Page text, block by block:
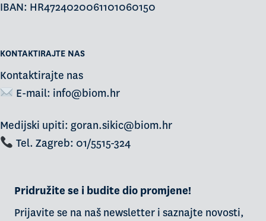
IBAN: HR4724020061101060150
KONTAKTIRAJTE NAS
Kontaktirajte nas
E-mail: info@biom.hr
Medijski upiti: goran.sikic@biom.hr
Tel. Zagreb: 01/5515-324
Pridružite se i budite dio promjene!
Prijavite se na naš newsletter i saznajte novosti,